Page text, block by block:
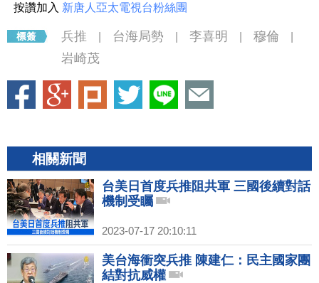
按讚加入 新唐人亞太電視台粉絲團
兵推 台海局勢 李喜明 穆倫
岩崎茂
相關新聞
台美日首度兵推阻共軍 三國後續對話
機制受矚
2023-07-17 20:10:11
美台海衝突兵推 陳建仁：民主國家團
結對抗威權